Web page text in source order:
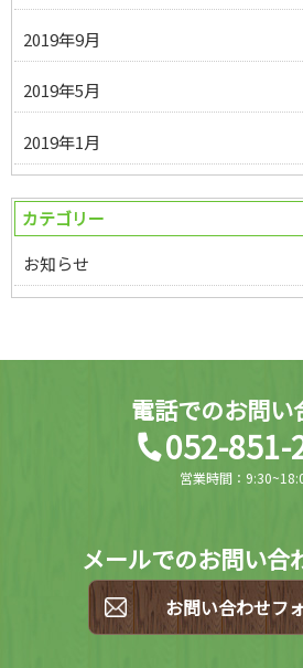
2019年9月
2019年5月
2019年1月
カテゴリー
お知らせ
電話でのお問い
052-851-
営業時間：
メールでのお問い合
お問い合わせフ